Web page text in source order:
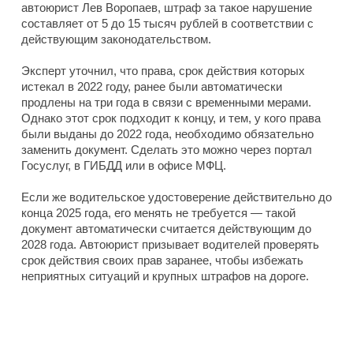
автоюрист Лев Воропаев, штраф за такое нарушение
составляет от 5 до 15 тысяч рублей в соответствии с
действующим законодательством.
Эксперт уточнил, что права, срок действия которых
истекал в 2022 году, ранее были автоматически
продлены на три года в связи с временными мерами.
Однако этот срок подходит к концу, и тем, у кого права
были выданы до 2022 года, необходимо обязательно
заменить документ. Сделать это можно через портал
Госуслуг, в ГИБДД или в офисе МФЦ.
Если же водительское удостоверение действительно до
конца 2025 года, его менять не требуется — такой
документ автоматически считается действующим до
2028 года. Автоюрист призывает водителей проверять
срок действия своих прав заранее, чтобы избежать
неприятных ситуаций и крупных штрафов на дороге.